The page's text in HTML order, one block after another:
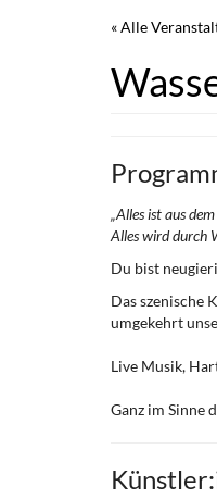
« Alle
„Alles ist aus
Alles wird durch
Du bist
Das szenische
umgekehrt
Live Musik,
Ganz im Sinne